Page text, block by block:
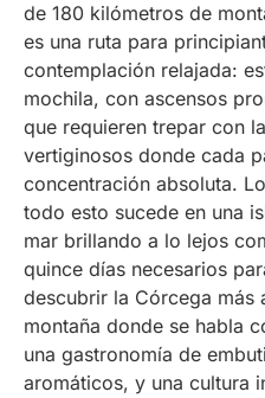
de 180 kilómetros de
es una ruta para
contemplación relajada:
mochila, con ascensos
que requieren trepar con
vertiginosos donde cada
concentración absoluta.
todo esto sucede en una
mar brillando a lo lejos
quince días necesarios
descubrir la Córcega más
montaña donde se habla
una gastronomía de
aromáticos, y una cultura